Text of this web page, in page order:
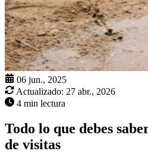
06 jun., 2025
Actualizado: 27 abr., 2026
4 min lectura
Todo lo que debes
de visitas